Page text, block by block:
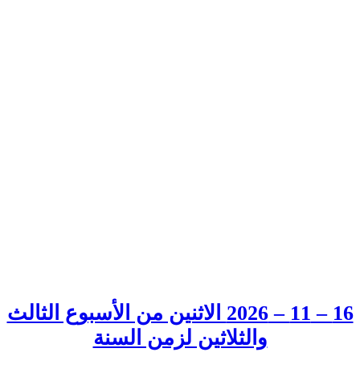
16 – 11 – 2026 الاثنين من الأسبوع الثالث
والثلاثين لزمن السنة